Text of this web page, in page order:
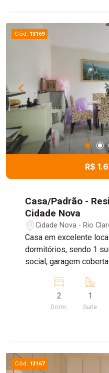
Cód. 13169
R$
Casa/Padrão -
Cidade Nova
Cidade Nova - Rio
Casa em excelente
dormitórios, sendo 1
social, garagem
2
Dorm.
1
Suite
Cód. 13167